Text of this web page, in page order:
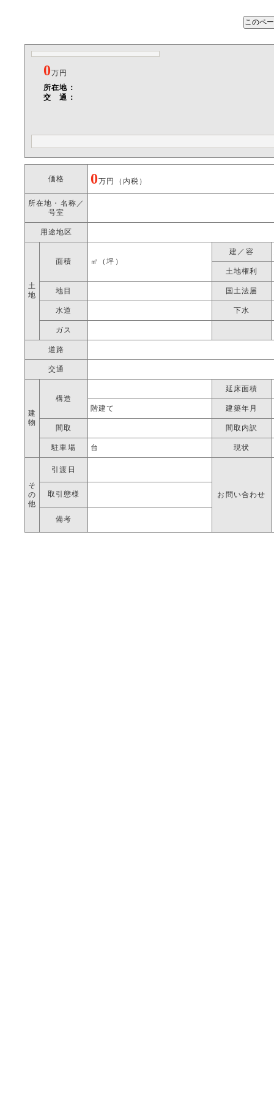
0万円
所在地：
交 通：
価格 0万円（内税）
所在地・名称／
号室
用途地区
土
地
面積 ㎡（坪）
建／容
土地権利
地目 国土法届
水道 下水
ガス
道路
交通
建
物
構造
延床面積
階建て 建築年月
間取 間取内訳
駐車場 台 現状
そ
の
他
引渡日
お問い合わせ
取引態様
備考